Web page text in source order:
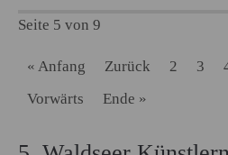
Seite 5 von 9
« Anfang Zurück 2 3
Vorwärts
Ende »